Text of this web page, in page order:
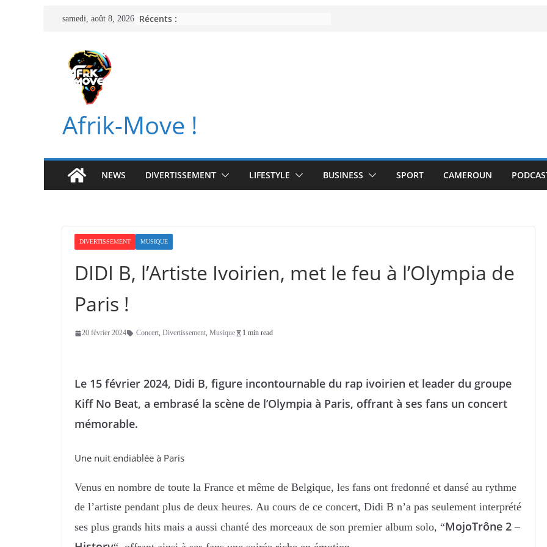
Passer
contenu
samedi, août 8, 2026 Récents :
Afrik-Move !
NEWS DIVERTISSEMENT LIFESTYLE BUSINESS SPORT CAMEROUN
DIVERTISSEMENT MUSIQUE
DIDI B, l’Artiste Ivoirien, met le feu à l’Olympia de
Paris !
20 février 2024 Concert, Divertissement, Musique 1 min read
Le 15 février 2024, Didi B, figure incontournable du rap ivoirien et leader du groupe
Kiff No Beat, a embrasé la scène de l’Olympia à Paris, offrant à ses fans un concert
mémorable.
Une nuit endiablée à Paris
Venus en nombre de toute la France et même de Belgique, les fans ont fredonné et dansé au rythme
de l’artiste pendant plus de deux heures. Au cours de ce concert, Didi B n’a pas seulement interprété
ses plus grands hits mais a aussi chanté des morceaux de son premier album solo, “MojoTrône 2 –